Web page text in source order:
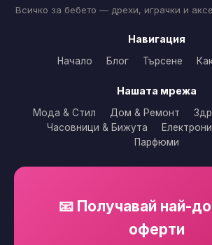
Всичко за бебето — дрехи, играчки и
Навигация
Начало Блог Търсене
Нашата мрежа
Мода & Стил Дом & Ремонт
Часовници & Бижута
Парфюми
📧 Получавай най-
оферти